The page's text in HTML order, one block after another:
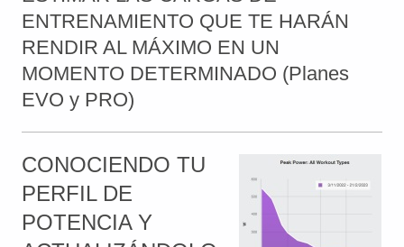
ENTRENAMIENTO QUE TE HARÁN
RENDIR AL MÁXIMO EN UN
MOMENTO DETERMINADO (Planes
EVO y PRO)
CONOCIENDO TU
PERFIL DE
POTENCIA Y